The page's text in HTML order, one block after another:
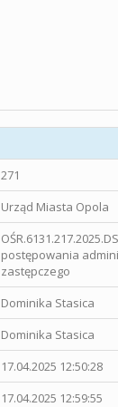
271
Urząd Miasta Opola
postępowania
zastępczego
Dominika Stasica
Dominika Stasica
17.04.2025 12:50:28
17.04.2025 12:59:55